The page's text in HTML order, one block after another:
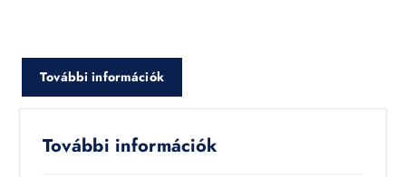
További információk
További információk